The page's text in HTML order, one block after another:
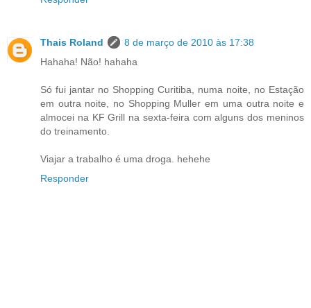
Thais Roland
8 de março de 2010 às 17:38
Hahaha! Não! hahaha
Só fui jantar no Shopping Curitiba, numa noite, no Estação
em outra noite, no Shopping Muller em uma outra noite e
almocei na KF Grill na sexta-feira com alguns dos meninos
do treinamento.
Viajar a trabalho é uma droga. hehehe
Responder